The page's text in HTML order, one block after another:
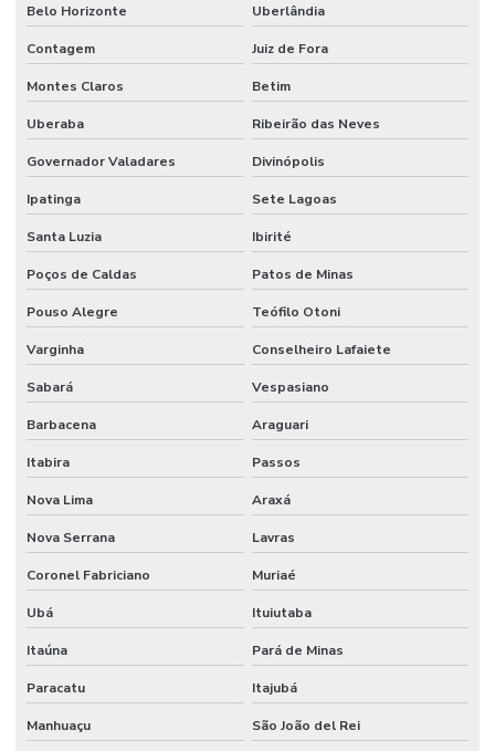
Belo Horizonte
Uberlândia
Contagem Juiz de Fora
Montes Claros Betim
Uberaba Ribeirão das Neves
Governador Valadares Divinópolis
Ipatinga Sete Lagoas
Santa Luzia Ibirité
Poços de Caldas Patos de Minas
Pouso Alegre Teófilo Otoni
Varginha Conselheiro Lafaiete
Sabará Vespasiano
Barbacena Araguari
Itabira Passos
Nova Lima Araxá
Nova Serrana Lavras
Coronel Fabriciano Muriaé
Ubá Ituiutaba
Itaúna Pará de Minas
Paracatu Itajubá
Manhuaçu São João del Rei